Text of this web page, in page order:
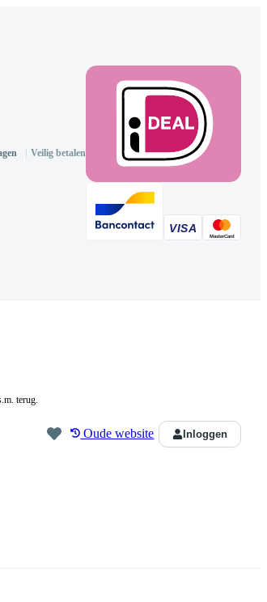
| Veilig betalen
terug.
Oude website Inloggen